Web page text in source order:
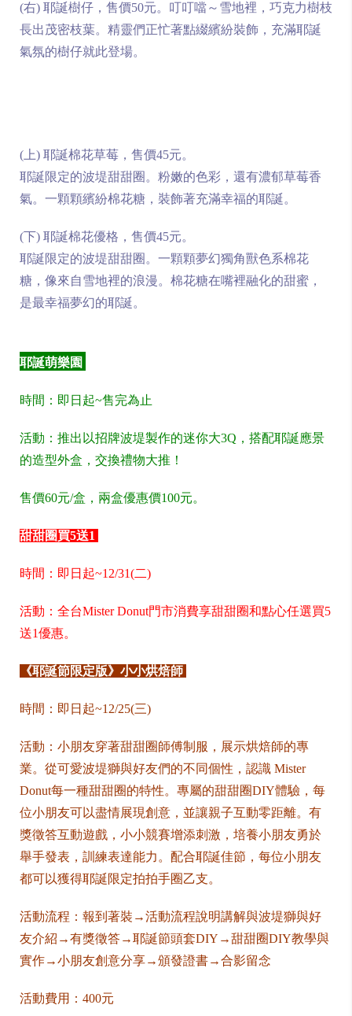
(右) 耶誕樹仔，售價50元。叮叮噹～雪地裡，巧克力樹枝
長出茂密枝葉。精靈們正忙著點綴繽紛裝飾，充滿耶誕
氣氛的樹仔就此登場。
(上) 耶誕棉花草莓，售價45元。
耶誕限定的波堤甜甜圈。粉嫩的色彩，還有濃郁草莓香
氣。一顆顆繽紛棉花糖，裝飾著充滿幸福的耶誕。
(下) 耶誕棉花優格，售價45元。
耶誕限定的波堤甜甜圈。一顆顆夢幻獨角獸色系棉花
糖，像來自雪地裡的浪漫。棉花糖在嘴裡融化的甜蜜，
是最幸福夢幻的耶誕。
耶誕萌樂園
時間：即日起~售完為止
活動：推出以招牌波堤製作的迷你大3Q，搭配耶誕應景
的造型外盒，交換禮物大推！
售價60元/盒，兩盒優惠價100元。
甜甜圈買5送1
時間：即日起~12/31(二)
活動：全台Mister Donut門市消費享甜甜圈和點心任選買5
送1優惠。
《耶誕節限定版》小小烘焙師
時間：即日起~12/25(三)
活動：小朋友穿著甜甜圈師傅制服，展示烘焙師的專
業。從可愛波堤獅與好友們的不同個性，認識 Mister
Donut每一種甜甜圈的特性。專屬的甜甜圈DIY體驗，每
位小朋友可以盡情展現創意，並讓親子互動零距離。有
獎徵答互動遊戲，小小競賽增添刺激，培養小朋友勇於
舉手發表，訓練表達能力。配合耶誕佳節，每位小朋友
都可以獲得耶誕限定拍拍手圈乙支。
活動流程：報到著裝→活動流程說明講解與波堤獅與好
友介紹→有獎徵答→耶誕節頭套DIY→甜甜圈DIY教學與
實作→小朋友創意分享→頒發證書→合影留念
活動費用：400元